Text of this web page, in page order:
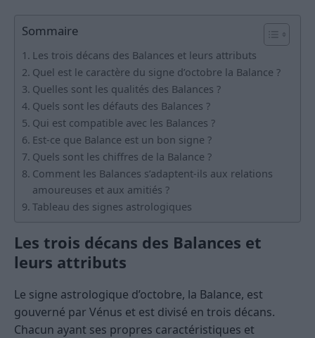
Sommaire
Les trois décans des Balances et leurs attributs
Quel est le caractère du signe d’octobre la Balance ?
Quelles sont les qualités des Balances ?
Quels sont les défauts des Balances ?
Qui est compatible avec les Balances ?
Est-ce que Balance est un bon signe ?
Quels sont les chiffres de la Balance ?
Comment les Balances s’adaptent-ils aux relations
amoureuses et aux amitiés ?
Tableau des signes astrologiques
Les trois décans des Balances et
leurs attributs
Le signe astrologique d’octobre, la Balance, est
gouverné par Vénus et est divisé en trois décans.
Chacun ayant ses propres caractéristiques et